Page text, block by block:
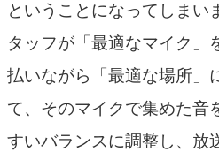
ということになってしまい
タッフが「最適なマイク」
払いながら「最適な場所」
て、そのマイクで集めた音
すいバランスに調整し、放